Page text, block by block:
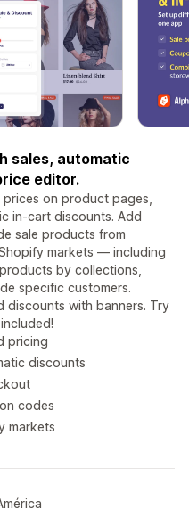
sales, automatic
editor.
on product pages,
in-cart discounts. Add
sale products from
markets — including
by collections,
specific customers.
discounts with banners. Try
pricing
discounts
codes
markets